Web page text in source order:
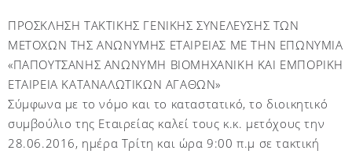
ΠΡΟΣΚΛΗΣΗ ΤΑΚΤΙΚΗΣ ΓΕΝΙΚΗΣ ΣΥΝΕΛΕΥΣΗΣ ΤΩΝ
ΜΕΤΟΧΩΝ ΤΗΣ ΑΝΩΝΥΜΗΣ ΕΤΑΙΡΕΙΑΣ ΜΕ ΤΗΝ ΕΠΩΝΥΜΙΑ
«ΠΑΠΟΥΤΣΑΝΗΣ ΑΝΩΝΥΜΗ ΒΙΟΜΗΧΑΝΙΚΗ ΚΑΙ ΕΜΠΟΡΙΚΗ
ΕΤΑΙΡΕΙΑ ΚΑΤΑΝΑΛΩΤΙΚΩΝ ΑΓΑΘΩΝ»
Σύμφωνα με το νόμο και το καταστατικό, το διοικητικό
συμβούλιο της Εταιρείας καλεί τους κ.κ. μετόχους την
28.06.2016, ημέρα Τρίτη και ώρα 9:00 π.μ σε τακτική